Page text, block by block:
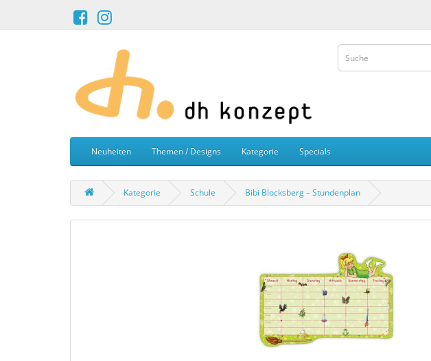
Neuheiten Themen / Designs Kategorie Specials
Kategorie Schule Bibi Blocksberg – Stundenplan